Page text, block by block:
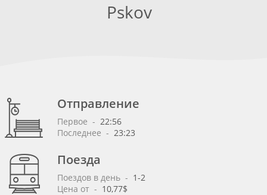
Pskov
Отправление
Первое - 22:56
Последнее - 23:23
Поезда
Поездов в день - 1-2
Цена от - 10,77$